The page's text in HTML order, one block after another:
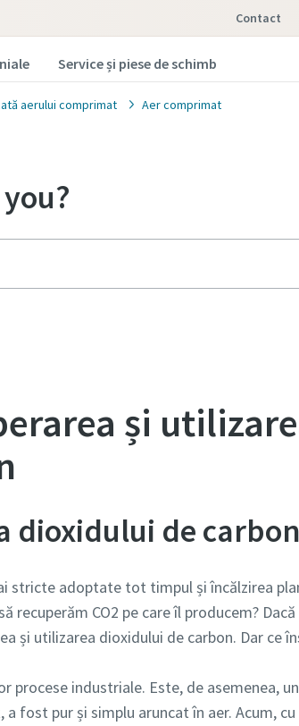
Contact
Service și piese de schimb
aerului comprimat Aer comprimat
și
dioxidului de carbon
stricte adoptate tot timpul și încălzirea
CO2 pe care îl producem?
și utilizarea dioxidului de carbon. Dar ce
procese industriale. Este, de asemenea,
fost pur și simplu aruncat în aer. Acum,